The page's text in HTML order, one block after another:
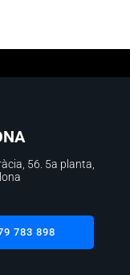
56. 5a planta
783 898